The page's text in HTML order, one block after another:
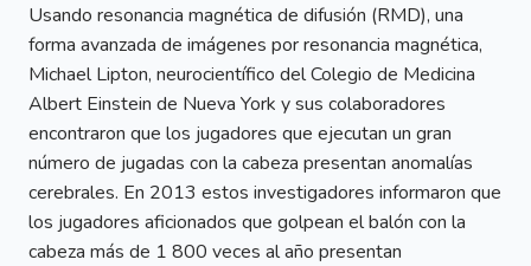
Usando resonancia magnética de difusión (RMD), una
forma avanzada de imágenes por resonancia magnética,
Michael Lipton, neurocientífico del Colegio de Medicina
Albert Einstein de Nueva York y sus colaboradores
encontraron que los jugadores que ejecutan un gran
número de jugadas con la cabeza presentan anomalías
cerebrales. En 2013 estos investigadores informaron que
los jugadores aficionados que golpean el balón con la
cabeza más de 1 800 veces al año presentan